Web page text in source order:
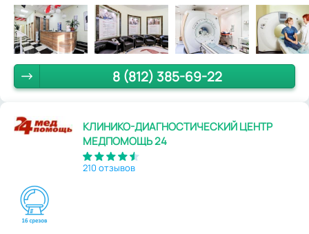
8 (812) 385-69-22
КЛИНИКО-ДИАГНОСТИЧЕСКИЙ ЦЕНТР
МЕДПОМОЩЬ 24
210 отзывов